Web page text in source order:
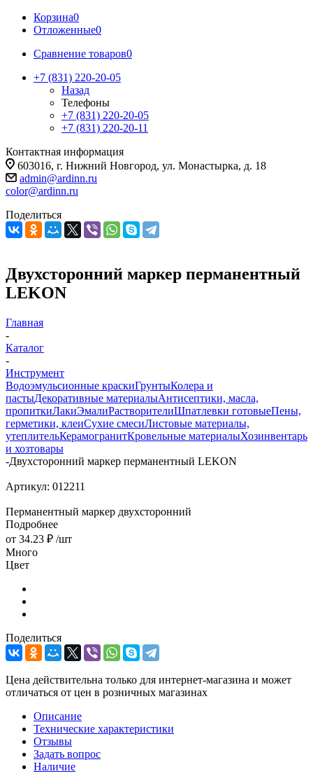
Корзина0
Отложенные0
Сравнение товаров0
+7 (831) 220-20-05
Назад
Телефоны
+7 (831) 220-20-05
+7 (831) 220-20-11
Контактная информация
603016, г. Нижний Новгород, ул. Монастырка, д. 18
admin@ardinn.ru
color@ardinn.ru
Поделиться
Двухсторонний маркер перманентный
LEKON
Главная
-
Каталог
-
Инструмент
Водоэмульсионные краскиГрунтыКолера и
пастыДекоративные материалыАнтисептики, масла,
пропиткиЛакиЭмалиРастворителиШпатлевки готовыеПены,
герметики, клеиСухие смесиЛистовые материалы,
утеплительКерамогранитКровельные материалыХозинвентарь
и хозтовары
-Двухсторонний маркер перманентный LEKON
Артикул: 012211
Перманентный маркер двухсторонний
Подробнее
от 34.23 ₽ /шт
Много
Цвет
Поделиться
Цена действительна только для интернет-магазина и может
отличаться от цен в розничных магазинах
Описание
Технические характеристики
Отзывы
Задать вопрос
Наличие